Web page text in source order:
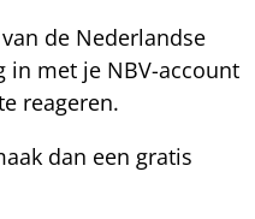
de Nederlandse
in met je NBV-account
reageren.
dan een gratis